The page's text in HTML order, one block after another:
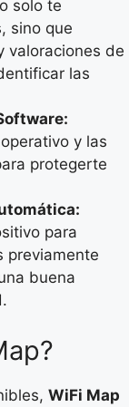
solo te
sino que
valoraciones de
las
y las
protegerte
para
previamente
buena
WiFi Map